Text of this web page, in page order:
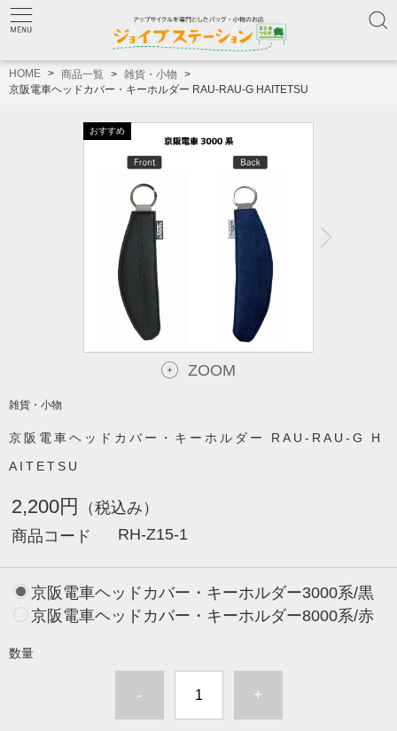
HOME 商品一覧
雑貨・小物
京阪電車ヘッドカバー・キーホルダー RAU-RAU-G HAITETSU
ZOOM
雑貨・小物
京阪電車ヘッドカバー・キーホルダー RAU-RAU-G H
AITETSU
2,200円
（税込み）
商品コード
RH-Z15-1
京阪電車ヘッドカバー・キーホルダー3000系/黒
京阪電車ヘッドカバー・キーホルダー8000系/赤
数量
- +